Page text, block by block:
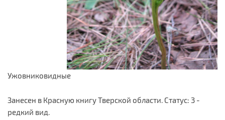
Ужовниковидные
Занесен в Красную книгу Тверской области. Статус: 3 -
редкий вид.